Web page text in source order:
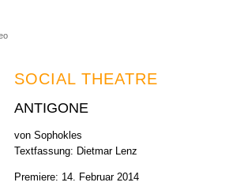
SOCIAL THEATRE
ANTIGONE
von Sophokles
Textfassung: Dietmar Lenz
Premiere: 14. Februar 2014